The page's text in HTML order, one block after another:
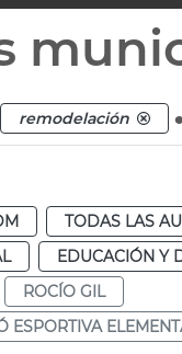
remodelación .
TODAS LAS
EDUCACIÓN Y
ROCÍO GIL
ESPORTIVA